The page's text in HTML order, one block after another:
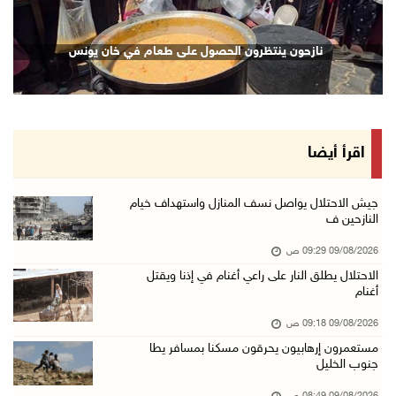
09/آب/2026 08:29 ص
حملة في الولايات المتحدة تدعو الأطباء لمقاطعة ...
09/آب/2026 08:27 ص
مصر: تهجير الفلسطينيين خط أحمر ومخطط مرفوض
حالة الطقس: أجواء شديدة الحرارة تؤثر على البل ...
تواصل انتهاكات الاحتلال والمستعمرين: إصابات و ...
08/آب/2026 11:56 م
إصابات بالاختناق في مخيم الدهيشة والاحتلال يق ...
08/آب/2026 11:05 م
هيئة الجدار: الاحتلال يطرح عطاءً لبناء 627 وح ...
نازحون ينتظرون الحصول على طعام في خان يونس
اقرأ أيضا
جيش الاحتلال يواصل نسف المنازل واستهداف خيام
النازحين ف
09/08/2026 09:29 ص
الاحتلال يطلق النار على راعي أغنام في إذنا ويقتل
أغنام
09/08/2026 09:18 ص
مستعمرون إرهابيون يحرقون مسكنا بمسافر يطا
جنوب الخليل